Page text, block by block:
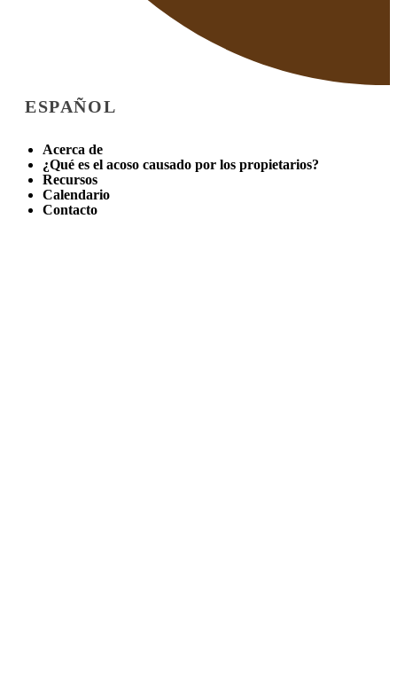
ESPAÑOL
Acerca de
¿Qué es el acoso causado por los propietarios?
Recursos
Calendario
Contacto